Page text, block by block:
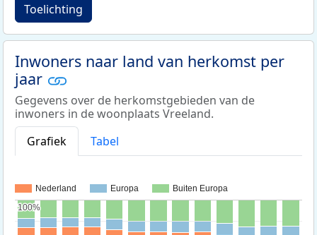
Toelichting
Inwoners naar land van herkomst per
jaar
Gegevens over de herkomstgebieden van de
inwoners in de woonplaats Vreeland.
Grafiek
Tabel
Nederland Europa Buiten Europa
100%
100%